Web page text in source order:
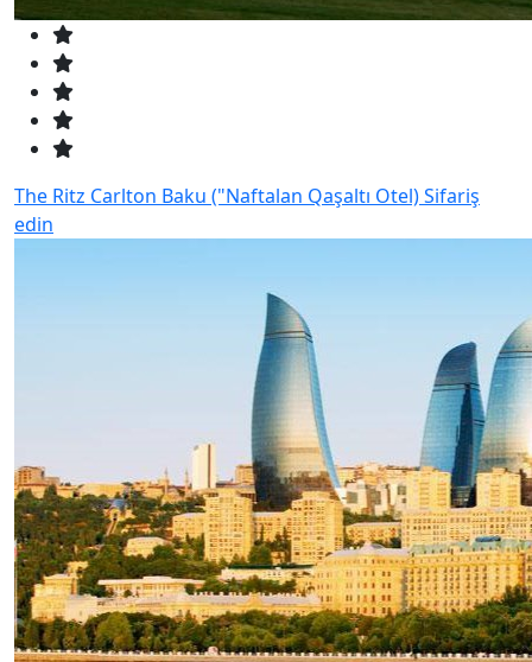
The Ritz Carlton Baku ("Naftalan Qaşaltı Otel)Sifariş
edin